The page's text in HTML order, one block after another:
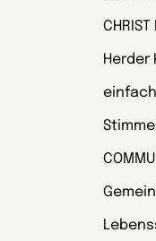
CHRIST
Herder